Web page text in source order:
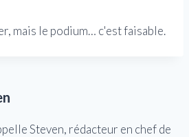
mais le podium… c'est faisable.
Steven, rédacteur en chef de